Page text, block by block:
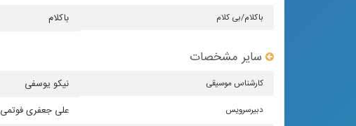
باكلام/بی كلام باکلام
سایر مشخصات
كارشناس موسیقی نیکو یوسفی
دبیرسرویس علی جعفری فوتمی